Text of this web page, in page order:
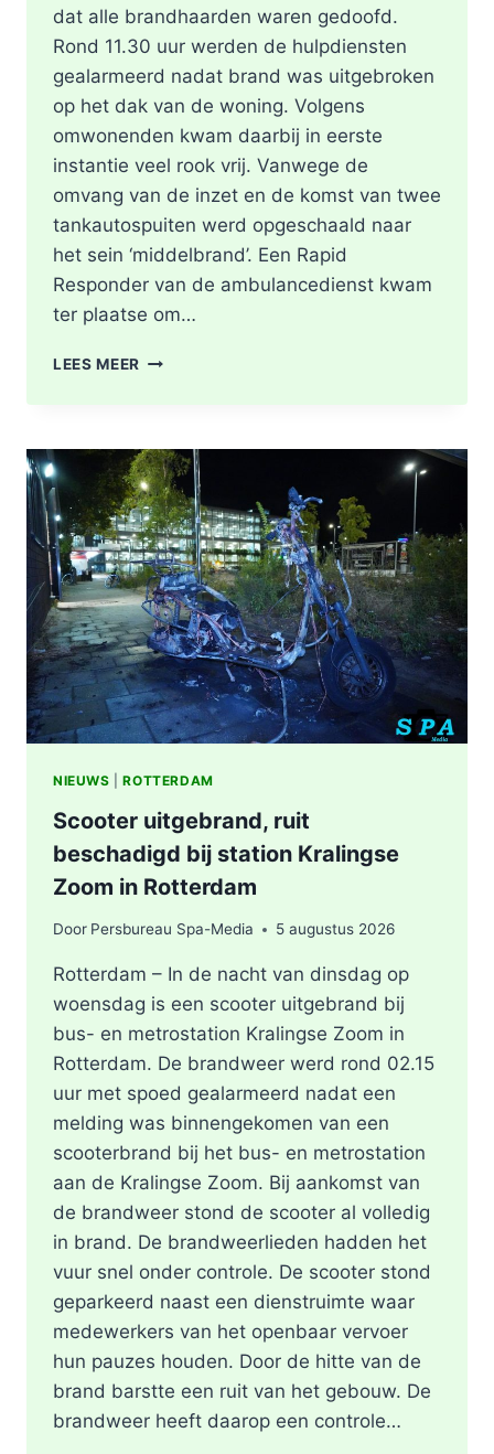
dat alle brandhaarden waren gedoofd.
Rond 11.30 uur werden de hulpdiensten
gealarmeerd nadat brand was uitgebroken
op het dak van de woning. Volgens
omwonenden kwam daarbij in eerste
instantie veel rook vrij. Vanwege de
omvang van de inzet en de komst van twee
tankautospuiten werd opgeschaald naar
het sein ‘middelbrand’. Een Rapid
Responder van de ambulancedienst kwam
ter plaatse om…
LEES MEER BRAND
WONING
TIJDENS
WERKZAAMHEDEN
AAN
LIEVEN
DE
KEYSTRAAT
IN
ROTTERDAM
NIEUWS |ROTTERDAM
Scooter uitgebrand, ruit
beschadigd bij station Kralingse
Zoom in Rotterdam
Door Persbureau Spa-Media 5 augustus 2026
Rotterdam – In de nacht van dinsdag op
woensdag is een scooter uitgebrand bij
bus- en metrostation Kralingse Zoom in
Rotterdam. De brandweer werd rond 02.15
uur met spoed gealarmeerd nadat een
melding was binnengekomen van een
scooterbrand bij het bus- en metrostation
aan de Kralingse Zoom. Bij aankomst van
de brandweer stond de scooter al volledig
in brand. De brandweerlieden hadden het
vuur snel onder controle. De scooter stond
geparkeerd naast een dienstruimte waar
medewerkers van het openbaar vervoer
hun pauzes houden. Door de hitte van de
brand barstte een ruit van het gebouw. De
brandweer heeft daarop een controle…